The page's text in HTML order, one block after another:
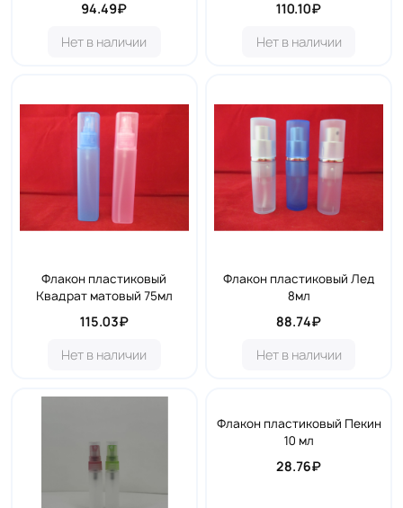
94.49₽
Нет в наличии
110.10₽
Нет в наличии
Флакон пластиковый
Квадрат матовый 75мл
115.03₽
Нет в наличии
Флакон пластиковый Лед
8мл
88.74₽
Нет в наличии
Флакон пластиковый Пекин
10 мл
28.76₽